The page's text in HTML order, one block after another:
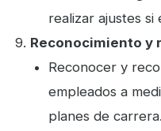
realizar ajustes si
Reconocimiento y
Reconocer y
empleados a
planes de carrera.